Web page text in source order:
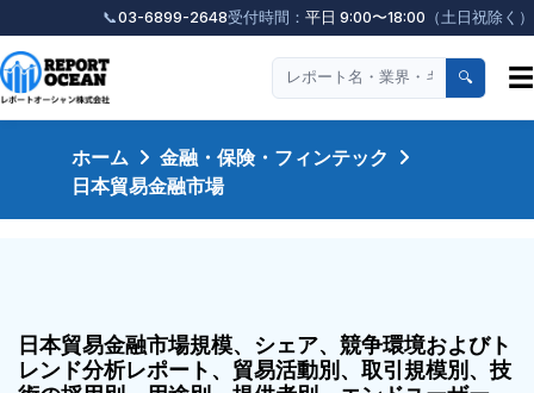
📞03-6899-2648受付時間： 平日 9:00〜18:00 （土日祝除く）
🔍 ☰
ホーム
金融・保険・フィンテック
日本貿易金融市場
日本貿易金融市場規模、シェア、競争環境およびト
レンド分析レポート、貿易活動別、取引規模別、技